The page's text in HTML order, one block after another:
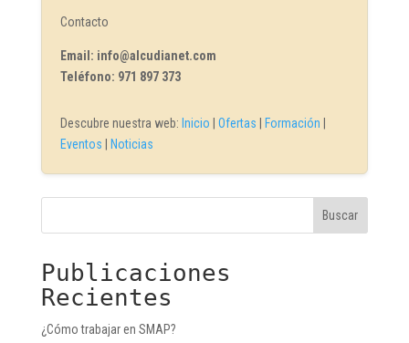
Contacto
Email: info@alcudianet.com
Teléfono: 971 897 373
Descubre nuestra web: Inicio | Ofertas | Formación |
Eventos | Noticias
Buscar
Publicaciones
Recientes
¿Cómo trabajar en SMAP?